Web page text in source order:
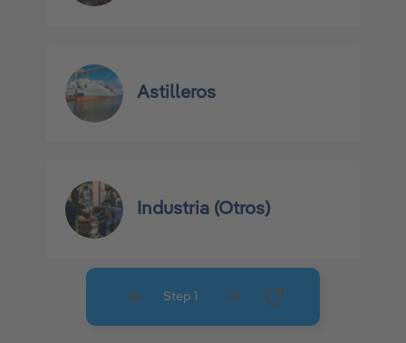
Astilleros
Industria (Otros)